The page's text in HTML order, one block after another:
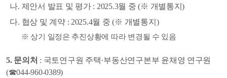
나. 제안서 발표 및 평가 : 2025.3월 중(※ 개별통지)
다. 협상 및 계약 : 2025.4월 중(※ 개별통지 )
※상기 일정은 추진상황에 따라 변경될 수 있음
5. 문의처 : 국토연구원 주택·부동산연구본부 윤채영 연구원
(☎044-960-0389)